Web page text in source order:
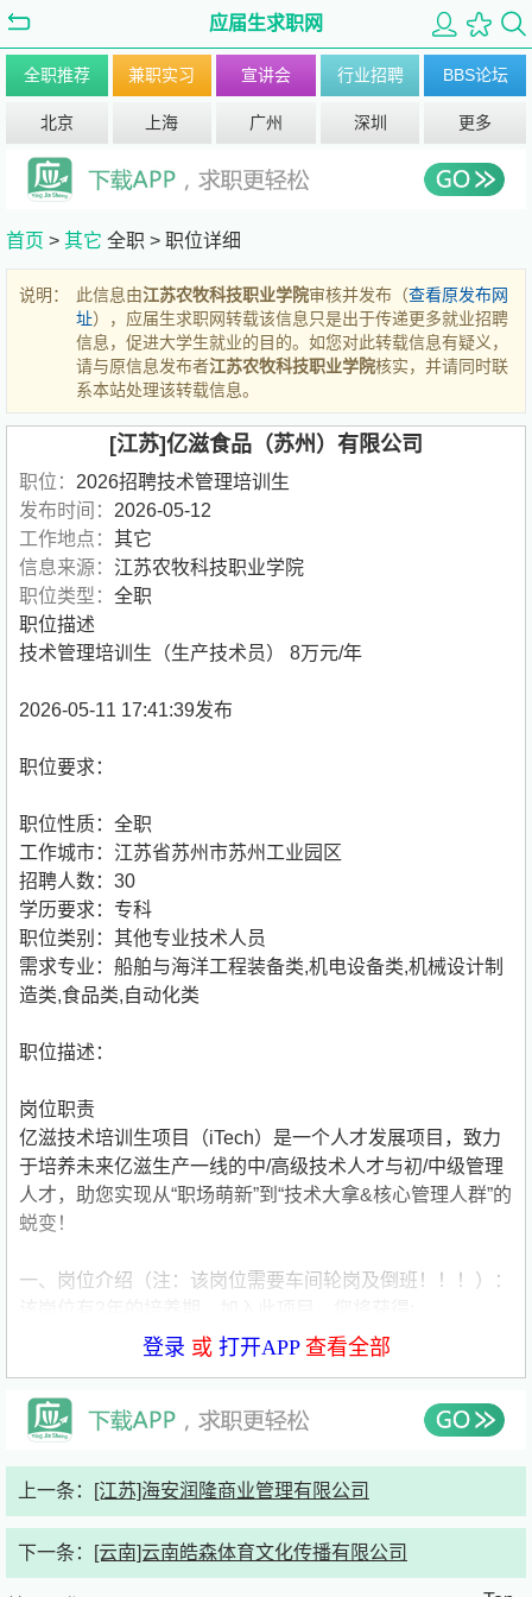
应届生求职网
全职推荐 兼职实习 宣讲会 行业招聘 BBS论坛
北京 上海 广州 深圳 更多
首页 > 其它 全职 > 职位详细
说明： 此信息由江苏农牧科技职业学院审核并发布（查看原发布网
址），应届生求职网转载该信息只是出于传递更多就业招聘
信息，促进大学生就业的目的。如您对此转载信息有疑义，
请与原信息发布者江苏农牧科技职业学院核实，并请同时联
系本站处理该转载信息。
[江苏]亿滋食品（苏州）有限公司
职位： 2026招聘技术管理培训生
发布时间： 2026-05-12
工作地点： 其它
信息来源： 江苏农牧科技职业学院
职位类型： 全职
职位描述
技术管理培训生（生产技术员） 8万元/年
2026-05-11 17:41:39发布
职位要求：
职位性质：全职
工作城市：江苏省苏州市苏州工业园区
招聘人数：30
学历要求：专科
职位类别：其他专业技术人员
需求专业：船舶与海洋工程装备类,机电设备类,机械设计制
造类,食品类,自动化类
职位描述：
岗位职责
亿滋技术培训生项目（iTech）是一个人才发展项目，致力
于培养未来亿滋生产一线的中/高级技术人才与初/中级管理
人才，助您实现从“职场萌新”到“技术大拿&核心管理人群”的
蜕变！
一、岗位介绍（注：该岗位需要车间轮岗及倒班！！！）：
√完善的培养机制（定制化的培养计划，完善的学习模
√持续的管理层关注（日常辅导---师徒带教、月度谈话---经
理答疑解惑、定期回顾---管理层成长追踪&职业规划）；
√有竞争力的激励机制（阶段性考核，考核通过后调整薪
二、岗位职责（注：该岗位需要车间轮岗及倒班！！！）:
登录 或 打开APP查看全部
上一条： [江苏]海安润隆商业管理有限公司
下一条： [云南]云南皓森体育文化传播有限公司